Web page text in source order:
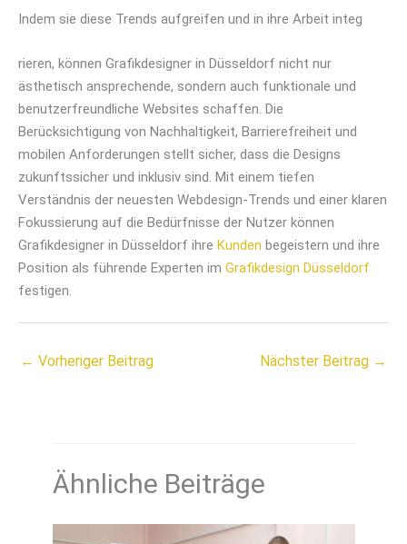
Indem sie diese Trends aufgreifen und in ihre Arbeit integ
rieren, können Grafikdesigner in Düsseldorf nicht nur
ästhetisch ansprechende, sondern auch funktionale und
benutzerfreundliche Websites schaffen. Die
Berücksichtigung von Nachhaltigkeit, Barrierefreiheit und
mobilen Anforderungen stellt sicher, dass die Designs
zukunftssicher und inklusiv sind. Mit einem tiefen
Verständnis der neuesten Webdesign-Trends und einer klaren
Fokussierung auf die Bedürfnisse der Nutzer können
Grafikdesigner in Düsseldorf ihre Kunden begeistern und ihre
Position als führende Experten im Grafikdesign Düsseldorf
festigen.
← Vorheriger Beitrag Nächster Beitrag →
Ähnliche Beiträge